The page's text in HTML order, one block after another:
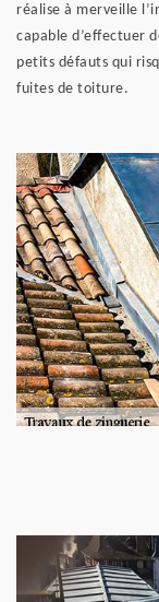
réalise à merveille
capable d’effectuer
petits défauts qui
fuites de toiture.